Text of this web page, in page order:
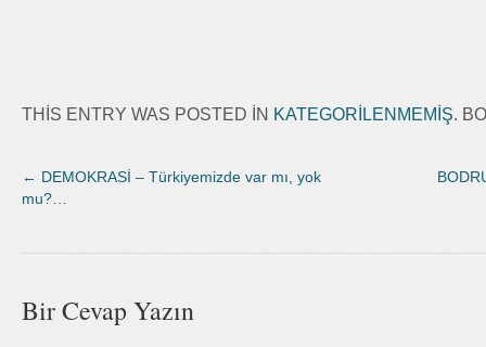
THIS ENTRY WAS POSTED IN KATEGORILENMEMIŞ.
← DEMOKRASİ – Türkiyemizde var mı, yok
mu?…
Bir Cevap Yazın